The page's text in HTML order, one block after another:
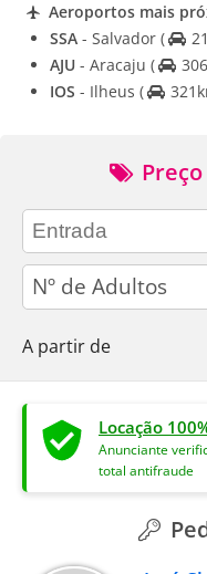
Aeroportos mais
SSA - Salvador (
AJU - Aracaju (
IOS - Ilheus (
adults
A partir de
Locação
Anunciante
total antifraude